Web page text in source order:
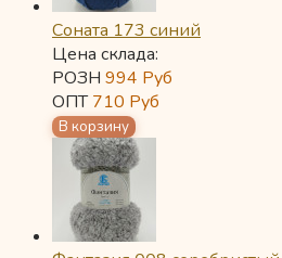
Соната 173 синий
Цена склада:
РОЗН 994 Руб
ОПТ710 Руб